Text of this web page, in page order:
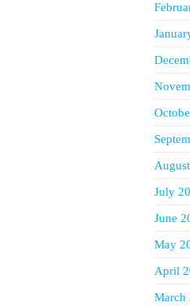
July
June
May
April
March